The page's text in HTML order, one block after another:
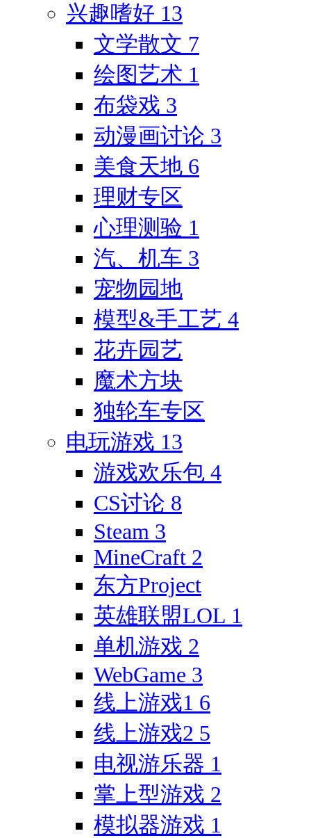
兴趣嗜好 13
文学散文 7
绘图艺术 1
布袋戏 3
动漫画讨论 3
美食天地 6
理财专区
心理测验 1
汽、机车 3
宠物园地
模型&手工艺 4
花卉园艺
魔术方块
独轮车专区
电玩游戏 13
游戏欢乐包 4
CS讨论 8
Steam 3
MineCraft 2
东方Project
英雄联盟LOL 1
单机游戏 2
WebGame 3
线上游戏1 6
线上游戏2 5
电视游乐器 1
掌上型游戏 2
模拟器游戏 1